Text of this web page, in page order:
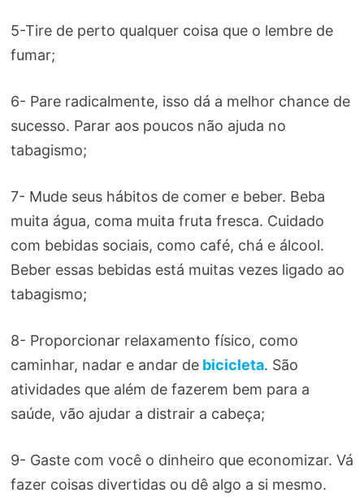
5-Tire de perto qualquer coisa que o lembre de
fumar;
6- Pare radicalmente, isso dá a melhor chance de
sucesso. Parar aos poucos não ajuda no
tabagismo;
7- Mude seus hábitos de comer e beber. Beba
muita água, coma muita fruta fresca. Cuidado
com bebidas sociais, como café, chá e álcool.
Beber essas bebidas está muitas vezes ligado ao
tabagismo;
8- Proporcionar relaxamento físico, como
caminhar, nadar e andar debicicleta. São
atividades que além de fazerem bem para a
saúde, vão ajudar a distrair a cabeça;
9- Gaste com você o dinheiro que economizar. Vá
fazer coisas divertidas ou dê algo a si mesmo.